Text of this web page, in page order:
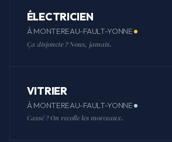
ÉLECTRICIEN
À MONTEREAU-FAULT-YONNE
Ça disjoncte ? Nous, jamais.
VITRIER
À MONTEREAU-FAULT-YONNE
Cassé ? On recolle les morceaux.